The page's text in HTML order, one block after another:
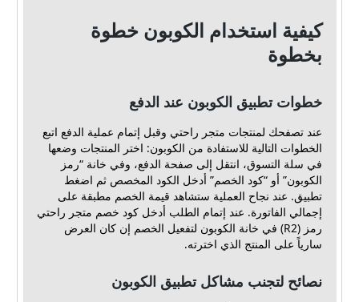
كيفية استخدام الكوبون خطوة
بخطوة
خطوات تطبيق الكوبون عند الدفع
عند تصفحك لمنتجات متجر راحتي وقبل إتمام عملية الدفع اتبع
الخطوات التالية للاستفادة من الكوبون: اختر المنتجات وضعها
في سلة التسوق، انتقل إلى صفحة الدفع، وفي خانة “رمز
الكوبون” أو “كود الخصم” أدخل الكود المخصص ثم اضغط
تطبيق. عند نجاح العملية ستشاهد قيمة الخصم مطبقة على
إجمالي الفاتورة. عند إتمام الطلب أدخل كود خصم متجر راحتي
رمز (R2) في خانة الكوبون لتفعيل الخصم إن كان العرض
سارياً على المنتج الذي اخترته.
نصائح لتجنب مشاكل تطبيق الكوبون